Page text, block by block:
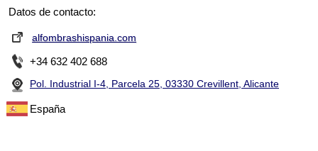
Datos de contacto:
alfombrashispania.com
+34 632 402 688
Pol. Industrial I-4, Parcela 25, 03330 Crevillent, Alicante
España